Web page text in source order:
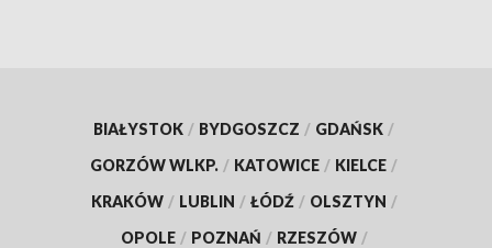
BIAŁYSTOK / BYDGOSZCZ / GDAŃSK /
GORZÓW WLKP. / KATOWICE / KIELCE /
KRAKÓW / LUBLIN / ŁÓDŹ / OLSZTYN /
OPOLE / POZNAŃ / RZESZÓW /